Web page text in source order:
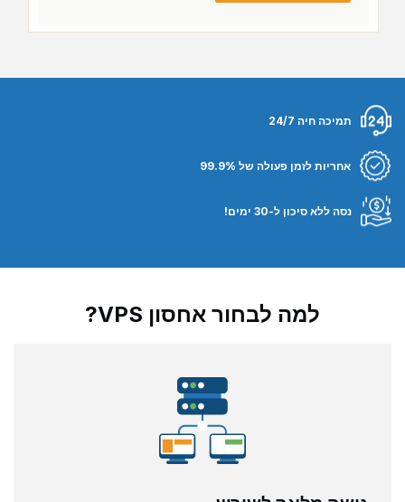
תמיכה חיה 24/7
אחריות לזמן פעולה של 99.9%
נסה ללא סיכון ל-30 ימים!
למה לבחור אחסון VPS?